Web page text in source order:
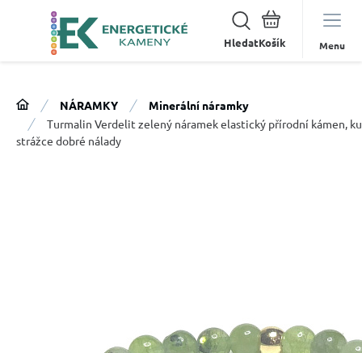
Hledat Menu
NÁRAMKY
Minerální náramky
Turmalin Verdelit zelený náramek elastický přírodní kámen,
strážce dobré nálady